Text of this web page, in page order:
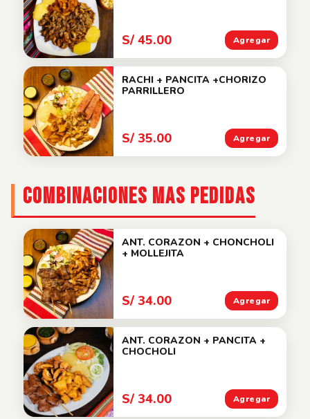
S/ 45.00 Agregar
RACHI + PANCITA +CHORIZO
PARRILLERO
S/ 35.00 Agregar
COMBINACIONES MAS PEDIDAS
ANT. CORAZON + CHONCHOLI
+ MOLLEJITA
S/ 34.00 Agregar
ANT. CORAZON + PANCITA +
CHOCHOLI
S/ 34.00 Agregar